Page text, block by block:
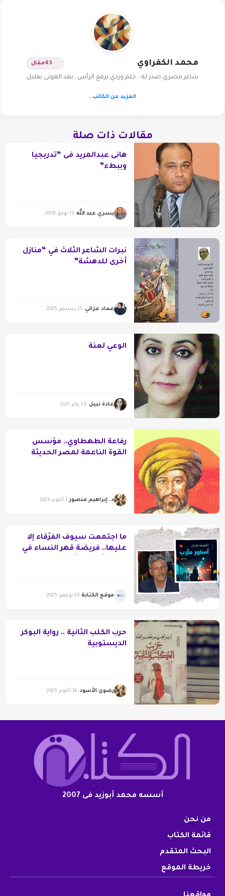
محمد الكفراوي 43مقال
شاعر مصري صدر له: ـ حلم وردي يرفع الرأس ـ بعد الموتى بقليل
المزيد عن الكاتب..
مقالات ذات صلة
هانى عبدالمريد فى “تدريجيا
وببطء”
يسري عبد الله 13 يوليو 2018
نبرات الشاعر الثلاث في “منازل
أخرى للدهشة”
عماد غزالي 25 ديسمبر 2025
الوعي لعنة
غادة نبيل 29 يناير 2021
رفاعة الطهطاوي.. مؤسس
القوة الناعمة لمصر الحديثة
د. إبراهيم منصور 1 أكتوبر 2023
ما اجتمعت سيوف الفُرَقاء إلا
عليها.. فريضة قهر النساء في
موقع الكتابة 20 نوفمبر 2025
حرب الكلب الثانية .. رواية البوكر
الديستوبية
رضوى الأسود 14 أكتوبر 2025
أسسه محمد أبوزيد فى 2007
من نحن
قائمة الكتاب
البحث المتقدم
خريطة الموقع